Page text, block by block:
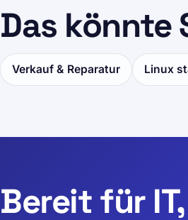
Das könnte
Verkauf & Reparatur Linux
Bereit für